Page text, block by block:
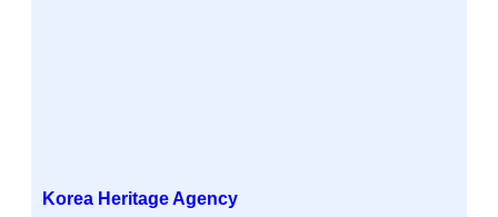
Korea Heritage Agency